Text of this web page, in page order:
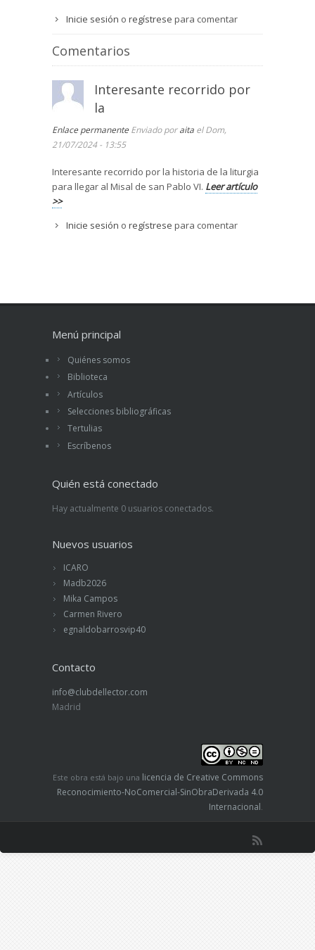
Inicie sesión o regístrese para comentar
Comentarios
Interesante recorrido por
la
Enlace permanente Enviado poraita el Dom,
21/07/2024 - 13:55
Interesante recorrido por la historia de la liturgia
para llegar al Misal de san Pablo VI. Leer artículo
>>
Inicie sesión o regístrese para comentar
Menú principal
Quiénes somos
Biblioteca
Artículos
Selecciones bibliográficas
Tertulias
Escríbenos
Quién está conectado
Hay actualmente 0 usuarios conectados.
Nuevos usuarios
ICARO
Madb2026
Mika Campos
Carmen Rivero
egnaldobarrosvip40
Contacto
info@clubdellector.com
Madrid
Este obra está bajo una licencia de Creative Commons
Reconocimiento-NoComercial-SinObraDerivada 4.0
Internacional